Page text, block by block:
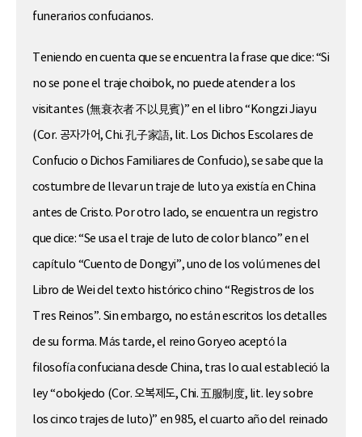
funerarios confucianos.
Teniendo en cuenta que se encuentra la frase que dice: “Si
no se pone el traje choibok, no puede atender a los
visitantes (無衰衣者 不以見賓)” en el libro “Kongzi Jiayu
(Cor. 공자가어, Chi. 孔子家語, lit. Los Dichos Escolares de
Confucio o Dichos Familiares de Confucio), se sabe que la
costumbre de llevar un traje de luto ya existía en China
antes de Cristo. Por otro lado, se encuentra un registro
que dice: “Se usa el traje de luto de color blanco” en el
capítulo “Cuento de Dongyi”, uno de los volúmenes del
Libro de Wei del texto histórico chino “Registros de los
Tres Reinos”. Sin embargo, no están escritos los detalles
de su forma. Más tarde, el reino Goryeo aceptó la
filosofía confuciana desde China, tras lo cual estableció la
ley “obokjedo (Cor. 오복제도, Chi. 五服制度, lit. ley sobre
los cinco trajes de luto)” en 985, el cuarto año del reinado